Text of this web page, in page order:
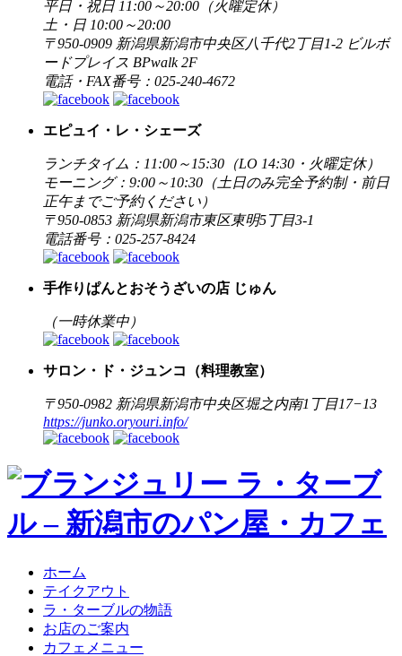
平日・祝日 11:00～20:00（火曜定休）
土・日 10:00～20:00
〒950-0909 新潟県新潟市中央区八千代2丁目1-2 ビルボ
ードプレイス BPwalk 2F
電話・FAX番号：025-240-4672
エピュイ・レ・シェーズ
ランチタイム：11:00～15:30（LO 14:30・火曜定休）
モーニング：9:00～10:30（土日のみ完全予約制・前日
正午までご予約ください）
〒950-0853 新潟県新潟市東区東明5丁目3-1
電話番号：025-257-8424
手作りぱんとおそうざいの店 じゅん
（一時休業中）
サロン・ド・ジュンコ（料理教室）
〒950-0982 新潟県新潟市中央区堀之内南1丁目17−13
https://junko.oryouri.info/
ホーム
テイクアウト
ラ・ターブルの物語
お店のご案内
カフェメニュー